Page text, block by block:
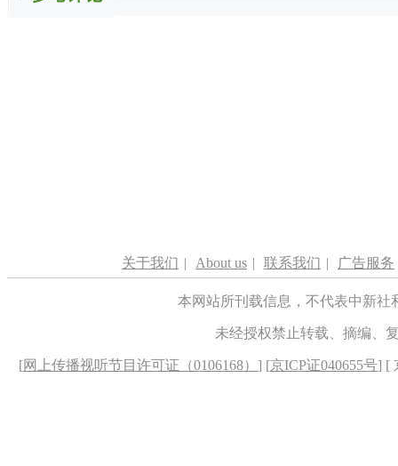
关于我们 | About us | 联系我们 | 广告服务
本网站所刊载信息，不代表中新
未经授权禁止转载、摘编、
[网上传播视听节目许可证（0106168） ] [京ICP证040655号] [